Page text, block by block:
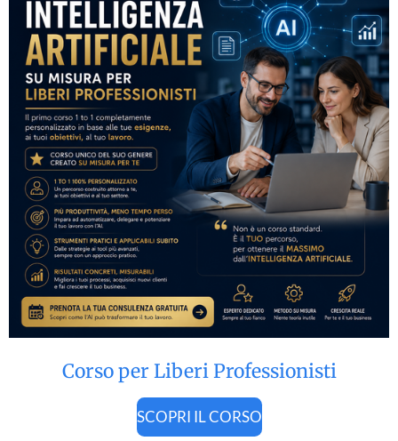
Corso per Liberi Professionisti
SCOPRI IL CORSO